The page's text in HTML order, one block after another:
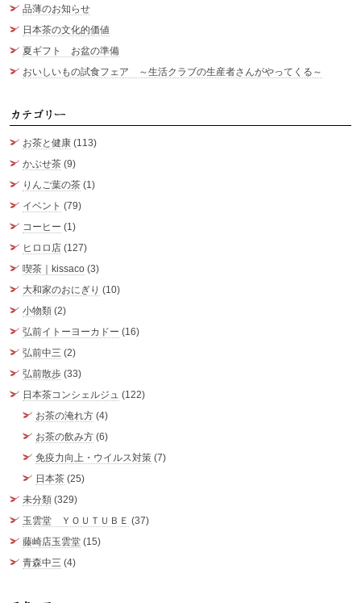
品薄のお知らせ
日本茶の文化的価値
夏ギフト お盆の準備
おいしいもの試食フェア ～生活クラブの生産者さんがやってくる～
お茶と健康 (113)
かぶせ茶 (9)
りんご葉の茶 (1)
イベント (79)
コーヒー (1)
ヒロロ店 (127)
喫茶｜kissaco (3)
大和家のおにぎり (10)
小物類 (2)
弘前イトーヨーカドー (16)
弘前中三 (2)
弘前散歩 (33)
日本茶コンシェルジュ (122)
お茶の淹れ方 (4)
お茶の飲み方 (6)
免疫力向上・ウイルス対策 (7)
日本茶 (25)
未分類 (329)
玉雲堂 ＹＯＵＴＵＢＥ (37)
藤崎店玉雲堂 (15)
青森中三 (4)